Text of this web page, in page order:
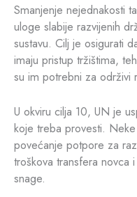
Smanjenje nejednakosti
uloge slabije razvijenih
sustavu. Cilj je osigurati
imaju pristup tržištima,
su im potrebni za održivi
U okviru cilja 10, UN je
koje treba provesti.
povećanje potpore za
troškova transfera novca
snage.